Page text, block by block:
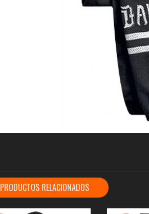
PRODUCTOS RELACIONADOS